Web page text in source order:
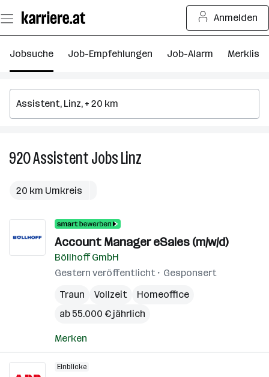
Seiteninhalt
springen
Anmelden
Jobsuche Job-Empfehlungen Job-Alarm Merkliste
920AssistentJobsLinz
20 km Umkreis
Account Manager eSales (m/w/d)
Böllhoff GmbH
Gestern veröffentlicht
Gesponsert
Traun
Vollzeit
Homeoffice
ab 55.000 € jährlich
Merken
Einblicke